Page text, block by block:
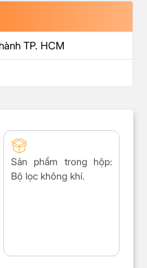
TP. HCM
Sản phẩm trong hộp:
Bộ lọc không khí.